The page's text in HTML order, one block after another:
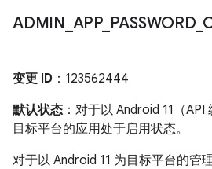
ADMIN APP_ PASSWORD_
变更 ID ：123562444
默认状态 ：对于以 Android 11（
目标平台的应用处于启用状态。
对于以 Android 11 为目标平台的管